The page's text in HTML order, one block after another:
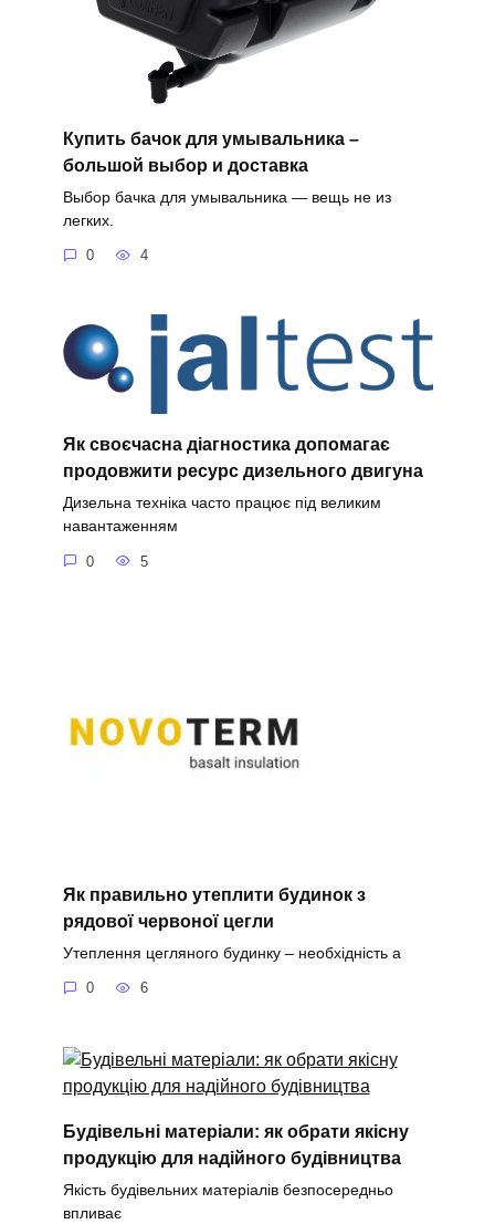
Купить бачок для умывальника –
большой выбор и доставка
Выбор бачка для умывальника — вещь не из
легких.
0 4
Як своєчасна діагностика допомагає
продовжити ресурс дизельного двигуна
Дизельна техніка часто працює під великим
навантаженням
0 5
Як правильно утеплити будинок з
рядової червоної цегли
Утеплення цегляного будинку – необхідність а
0 6
Будівельні матеріали: як обрати якісну
продукцію для надійного будівництва
Якість будівельних матеріалів безпосередньо
впливає